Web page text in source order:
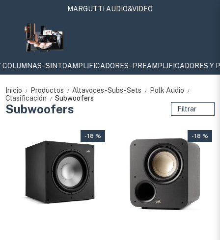
MARGUTTI AUDIO&VIDEO
- SINTOAMPLIFICADORES - PREAMPLIFICADORES Y
Inicio / Productos / Altavoces-Subs-Sets / Polk Audio /
Clasificación / Subwoofers
Subwoofers Filtrar
- 18 % - 18 %